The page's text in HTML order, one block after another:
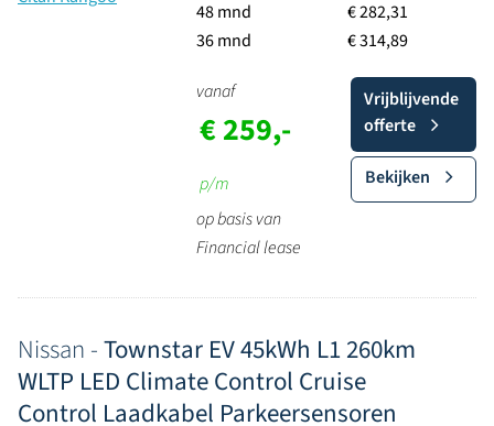
48 mnd
36 mnd
€ 282,31
€ 314,89
vanaf
€ 259,-
p/m
op basis van
Financial lease
Vrijblijvende
offerte
Bekijken
Nissan -Townstar EV 45kWh L1 260km
WLTP LED Climate Control Cruise
Control Laadkabel Parkeersensoren